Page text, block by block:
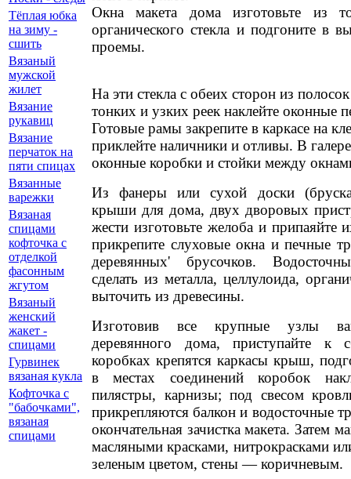
Окна макета дома изготовьте из
органического стекла и подгоните в
проемы.
На эти стекла с обеих сторон из
тонких и узких реек наклейте оконные
Готовые рамы закрепите в каркасе на
приклейте наличники и отливы. В
оконные коробки и стойки между
Из фанеры или сухой доски
крыши для дома, двух дворовых
жести изготовьте желоба и
прикрепите слуховые окна и печные
деревянных' брусочков.
сделать из металла, целлулоида,
выточить из древесины.
Изготовив все крупные узлы
деревянного дома, приступайте к
коробках крепятся каркасы крыш,
в местах соединений коробок
пилястры, карнизы; под свесом
прикрепляются балкон и водосточные
окончательная зачистка макета. Затем
масляными красками, нитрокрасками
зеленым цветом, стены — коричневым.
Тёплая юбка
на зиму -
сшить
Вязаный
мужской
жилет
Вязание
рукавиц
Вязание
перчаток на
пяти спицах
Вязанные
варежки
Вязаная
спицами
кофточка с
отделкой
фасонным
жгутом
Вязаный
женский
жакет -
спицами
Гурвинек
вязаная кукла
Кофточка с
"бабочками",
вязаная
спицами